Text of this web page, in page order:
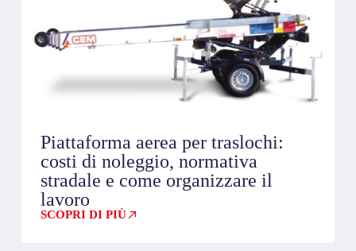
Piattaforma aerea per traslochi:
costi di noleggio, normativa
stradale e come organizzare il
lavoro
SCOPRI DI PIÙ